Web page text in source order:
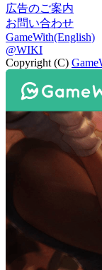
広告のご案内
お問い合わせ
GameWith(English)
@WIKI
Copyright (C)